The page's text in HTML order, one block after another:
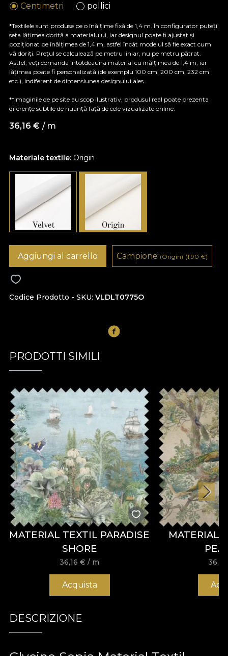
Materiale textile: Origin
Centimetri pollici
*Textilele sunt produse pe o înălțime fixă de 1,4 m. În configurator puteți
seta lățimea dorită a materialului, iar designul poate fi ajustat și
poziționat pe înălțimea de 1,4 m, astfel încât modelul să fie exact cum
vă doriți. Prețul se calculează pe metru liniar, nu pe metru pătrat.
Astfel, veți comanda întotdeauna material cu înălțimea de 1,4 m, iar
lățimea poate fi personalizată (de exemplu 100 cm, 200 cm, 232 cm
etc.), indiferent de dimensiunea designului ales.
**Imaginile de pe site au scop ilustrativ, produsul real poate prezenta
diferențe subtile de nuanță față de cele vizualizate online.
36,16 € / m
Codice Prodotto - SKU VLDLT0775O
Aggiungi al carrello Campione (Origin) (1,90 €)
PRODOTTI SIMILI
MATERIAL TEXTIL PARADISE
SHORE
36,16€ / m
Acquista
MATERIAL
DESCRIZIONE